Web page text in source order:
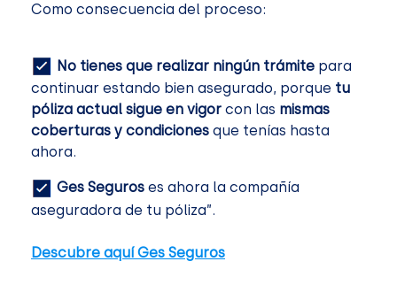
Como consecuencia del proceso:
No tienes que realizar ningún trámite para
continuar estando bien asegurado, porque tu
póliza actual sigue en vigor con las mismas
coberturas y condiciones que tenías hasta
ahora.
Ges Seguros es ahora la compañía
aseguradora de tu póliza”.
Descubre aquí Ges Seguros